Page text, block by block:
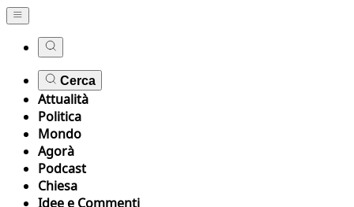
Cerca
Attualità
Politica
Mondo
Agorà
Podcast
Chiesa
Idee e Commenti